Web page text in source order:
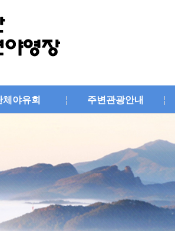
체야유회 주변관광안내